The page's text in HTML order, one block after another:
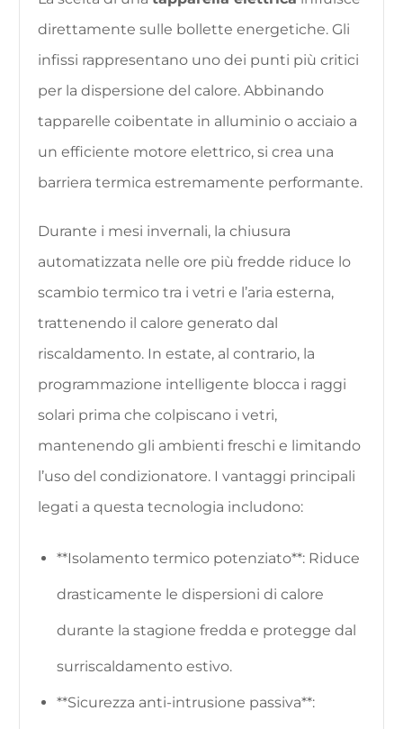
direttamente sulle bollette energetiche. Gli
infissi rappresentano uno dei punti più critici
per la dispersione del calore. Abbinando
tapparelle coibentate in alluminio o acciaio a
un efficiente motore elettrico, si crea una
barriera termica estremamente performante.
Durante i mesi invernali, la chiusura
automatizzata nelle ore più fredde riduce lo
scambio termico tra i vetri e l’aria esterna,
trattenendo il calore generato dal
riscaldamento. In estate, al contrario, la
programmazione intelligente blocca i raggi
solari prima che colpiscano i vetri,
mantenendo gli ambienti freschi e limitando
l’uso del condizionatore. I vantaggi principali
legati a questa tecnologia includono:
**Isolamento termico potenziato**: Riduce
drasticamente le dispersioni di calore
durante la stagione fredda e protegge dal
surriscaldamento estivo.
**Sicurezza anti-intrusione passiva**: